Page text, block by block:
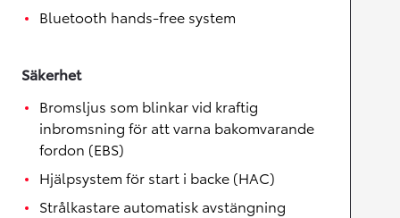
Bluetooth hands-free system
Säkerhet
Bromsljus som blinkar vid kraftig
inbromsning för att varna bakomvarande
fordon (EBS)
Hjälpsystem för start i backe (HAC)
Strålkastare automatisk avstängning